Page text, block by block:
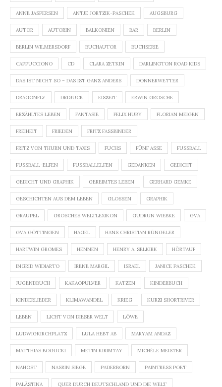
ANNE JASPERSEN ANTJE JORTZIK-PASCHEK AUGSBURG
AUTOR AUTORIN BALKONIEN BAR BERLIN
BERLIN WILMERSDORF BUCHAUTOR BUCHSERIE
CAPPUCCIONO CD CLARA ZETKIN DARLINGTON ROAD KIDS
DAS IST NICHT SO – DAS IST GANZ ANDERS DONNERWETTER
DRAGONFLY DRDJUCK EISZEIT ERWIN GROSCHE
ERZÄHLTES LEBEN FANTASIE FELIX HUBY FLORIAN MEIGEN
FREIHEIT FRIEDEN FRITZ FASSBINDER
FRITZ VON THURN UND TAXIS FUCHS FÜNF ASSE FUSSBALL
FUSSBALL-ELFEN FUSSBALLELFEN GEDANKEN GEDICHT
GEDICHT UND GRAPHIK GEREIMTES LEBEN GERHARD GEMKE
GESCHICHTEN AUS DEM LEBEN GLOSSEN GRAPHIK
GRAUPEL GROSCHES WELTLEXIKON GUDRUN WIEBKE GVA
GVA GÖTTINGEN HAGEL HANS CHRISTIAN RÜNGELER
HARTWIN GROMES HENNEN HENRY A. SELKIRK HÖRTAUF
INGRID WIDIARTO IRENE MARGIL ISRAEL JANICE PASCHEK
JUGENDBUCH KAKAOPULVER KATZEN KINDERBUCH
KINDERLIEDER KLIMAWANDEL KRIEG KURZI SHORTRIVER
LEBEN LICHT VON DIESER WELT LÖWE
LUDWIGKIRCHPLATZ LULA HEBT AB MARYAM ANDAZ
MATTHIAS BOGUCKI METIN KIRIMTAY MICHÈLE MEISTER
NAHOST NASRIN SIEGE PADERBORN PAINTRESS POET
PALÄSTINA QUER DURCH DEUTSCHLAND UND DIE WELT